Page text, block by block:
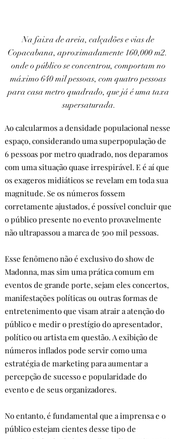
Na faixa de areia, calçadões e vias de
Copacabana, aproximadamente 160,000 m2.
onde o público se concentrou, comportam no
máximo 640 mil pessoas, com quatro pessoas
para casa metro quadrado, que já é uma taxa
supersaturada.
Ao calcularmos a densidade populacional nesse
espaço, considerando uma superpopulação de
6 pessoas por metro quadrado, nos deparamos
com uma situação quase irrespirável. E é aí que
os exageros midiáticos se revelam em toda sua
magnitude. Se os números fossem
corretamente ajustados, é possível concluir que
o público presente no evento provavelmente
não ultrapassou a marca de 500 mil pessoas.
Esse fenômeno não é exclusivo do show de
Madonna, mas sim uma prática comum em
eventos de grande porte, sejam eles concertos,
manifestações políticas ou outras formas de
entretenimento que visam atrair a atenção do
público e medir o prestígio do apresentador,
político ou artista em questão. A exibição de
números inflados pode servir como uma
estratégia de marketing para aumentar a
percepção de sucesso e popularidade do
evento e de seus organizadores.
No entanto, é fundamental que a imprensa e o
público estejam cientes desse tipo de